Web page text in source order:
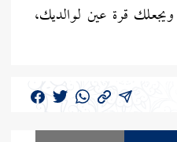
قرة عين لوالديك،